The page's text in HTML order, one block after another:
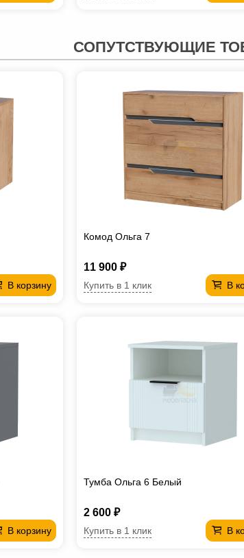
СОПУТСТВУЮЩИЕ
В корзину
Комод Ольга 7
11 900 ₽
В
Купить в 1 клик
В корзину
Тумба Ольга 6 Белый
2 600 ₽
В
Купить в 1 клик